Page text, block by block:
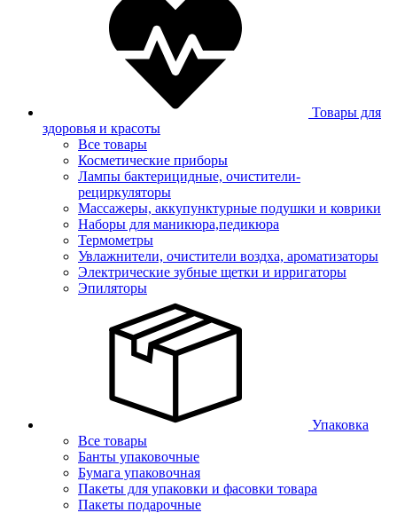
Товары для
здоровья и красоты
Все товары
Косметические приборы
Лампы бактерицидные, очистители-
рециркуляторы
Массажеры, аккупунктурные подушки и коврики
Наборы для маникюра,педикюра
Термометры
Увлажнители, очистители воздха, ароматизаторы
Электрические зубные щетки и ирригаторы
Эпиляторы
Упаковка
Все товары
Банты упаковочные
Бумага упаковочная
Пакеты для упаковки и фасовки товара
Пакеты подарочные